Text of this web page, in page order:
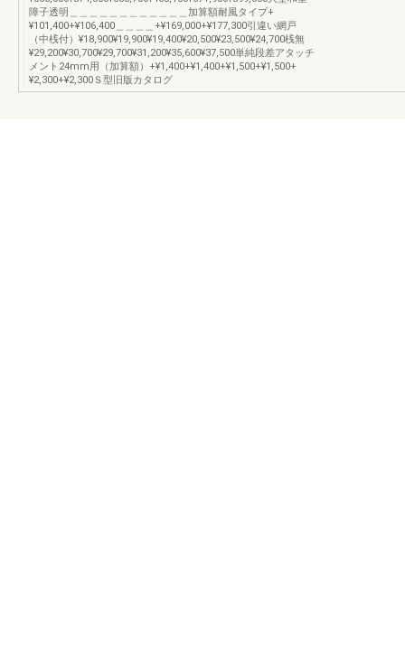
障子透明＿＿＿＿＿＿＿＿＿＿＿＿加算額耐風タイプ+
¥101,400+¥106,400＿＿＿＿+¥169,000+¥177,300引違い網戸
（中桟付）¥18,900¥19,900¥19,400¥20,500¥23,500¥24,700桟無
¥29,200¥30,700¥29,700¥31,200¥35,600¥37,500単純段差アタッチ
メント24mm用（加算額）+¥1,400+¥1,400+¥1,500+¥1,500+
¥2,300+¥2,300Ｓ型旧版カタログ